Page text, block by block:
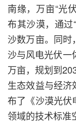
南缘，万亩“光
布其沙漠，通
沙数万亩。同时
沙与风电光伏一
万亩，规划到
生态效益与经济
布了《沙漠光伏
领域的技术标准